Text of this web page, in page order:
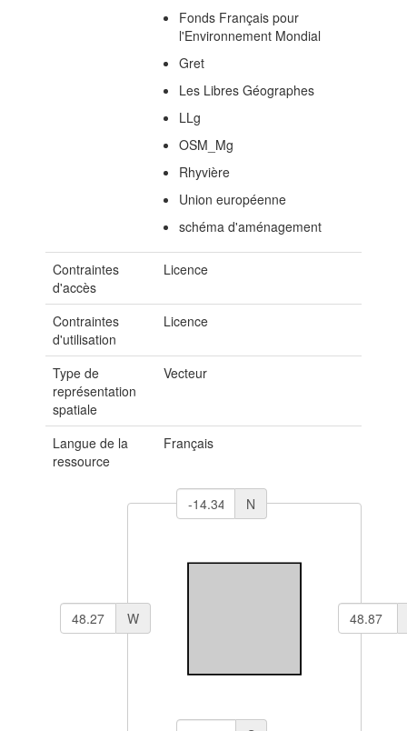
Fonds Français pour
l'Environnement Mondial
Gret
Les Libres Géographes
LLg
OSM_Mg
Rhyvière
Union européenne
schéma d'aménagement
Contraintes
d'accès
Licence
Contraintes
d'utilisation
Licence
Type de
représentation
spatiale
Vecteur
Langue de la
ressource
Français
N
W